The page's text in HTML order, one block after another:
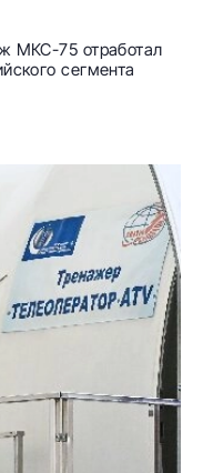
МКС-75 отработал
сегмента